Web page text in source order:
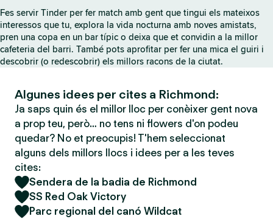
Fes servir Tinder per fer match amb gent que tingui els mateixos
interessos que tu, explora la vida nocturna amb noves amistats,
pren una copa en un bar típic o deixa que et convidin a la millor
cafeteria del barri. També pots aprofitar per fer una mica el guiri i
descobrir (o redescobrir) els millors racons de la ciutat.
Algunes idees per cites a Richmond:
Ja saps quin és el millor lloc per conèixer gent nova
a prop teu, però… no tens ni flowers d'on podeu
quedar? No et preocupis! T'hem seleccionat
alguns dels millors llocs i idees per a les teves
cites:
Sendera de la badia de Richmond
SS Red Oak Victory
Parc regional del canó Wildcat